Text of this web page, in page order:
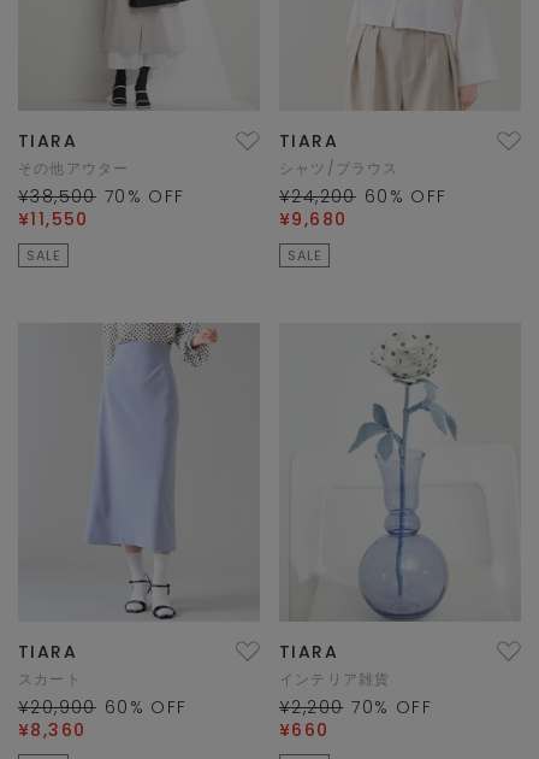
TIARA
その他アウター
¥38,500 70 % OFF
¥11,550
SALE
TIARA
シャツ/ブラウス
¥24,200 60 % OFF
¥9,680
SALE
TIARA
スカート
¥20,900 60 % OFF
¥8,360
TIARA
インテリア雑貨
¥2,200 70% OFF
¥660